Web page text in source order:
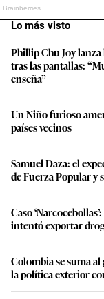
Lo más visto
Phillip Chu Joy lanza
tras las pantallas:
enseña”
Un Niño furioso
países vecinos
Samuel Daza: el
de Fuerza Popular y
Caso
intentó exportar
Colombia se suma
la política exterior